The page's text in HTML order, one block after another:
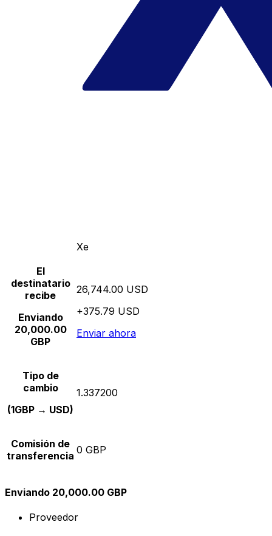
Xe
El
destinatario
recibe
Enviando
20,000.00
GBP
26,744.00 USD
+375.79 USD
Enviar ahora
Tipo de
cambio
(1GBP → USD)
1.337200
Comisión de
transferencia 0 GBP
Enviando 20,000.00 GBP
Proveedor